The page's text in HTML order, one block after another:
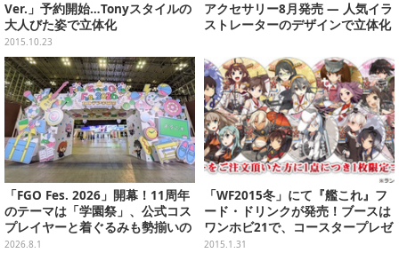
Ver.」予約開始…Tonyスタイルの
大人びた姿で立体化
2015.10.23
アクセサリー8月発売 ― 人気イラ
ストレーターのデザインで立体化
「FGO Fes. 2026」開幕！11周年
のテーマは「学園祭」、公式コス
プレイヤーと着ぐるみも勢揃いの
カルデア学園はお祭り一色
2026.8.1
「WF2015冬」にて『艦これ』フ
ード・ドリンクが発売！ブースは
ワンホビ21で、コースタープレゼ
ントも
2015.1.31